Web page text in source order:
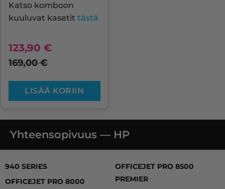
Katso komboon
kuuluvat kasetit tästä
123,90 €
169,00€
LISÄÄ KORIIN
Yhteensopivuus — HP
940 SERIES
OFFICEJET PRO 8000
OFFICEJET PRO 8500
PREMIER